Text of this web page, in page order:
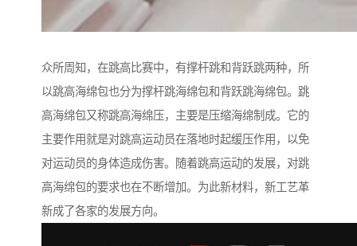
众所周知，在跳高比赛中，有撑杆跳和背跃跳两种，所
以跳高海绵包也分为撑杆跳海绵包和背跃跳海绵包。跳
高海绵包又称跳高海绵压，主要是压缩海绵制成。它的
主要作用就是对跳高运动员在落地时起缓压作用，以免
对运动员的身体造成伤害。随着跳高运动的发展，对跳
高海绵包的要求也在不断增加。为此新材料，新工艺革
新成了各家的发展方向。